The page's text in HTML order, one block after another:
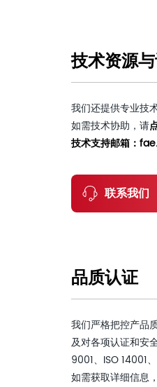
技术资源
我们还提供专业技
如需技术协助，请
技术支持邮箱：
联系我们
品质认证
我们严格把控产品
及对各项认证和安
9001、ISO 14001
如需获取详细信息